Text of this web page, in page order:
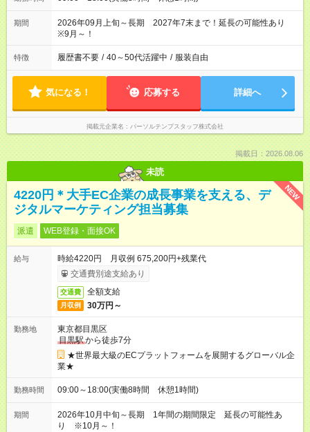
期間
2026年09月上旬～長期 2027年7末まで！延長の可能性あり
※9月～！
特徴 履歴書不要 / 40～50代活躍中 / 服装自由
気になる！ 応募する 詳細へ
掲載元企業名 パーソルテンプスタッフ株式会社
掲載日：2026.08.06
未読
NEW
4220円＊大手EC企業の成長事業を支える、デ
ジタルマーケティング担当募集
派遣 WEB登録・面接OK
給与
時給4220円 月収例 675,200円+残業代
交通費別途支給あり
交通費 全額支給
月収例 30万円～
勤務地
東京都目黒区
目黒駅から徒歩7分
★世界最大級のECプラットフォームを展開するグローバル企
業★
勤務時間 09:00～18:00(実働8時間 休憩1時間)
期間
2026年10月中旬～長期 1年間の期間限定 延長の可能性あ
り ※10月～！